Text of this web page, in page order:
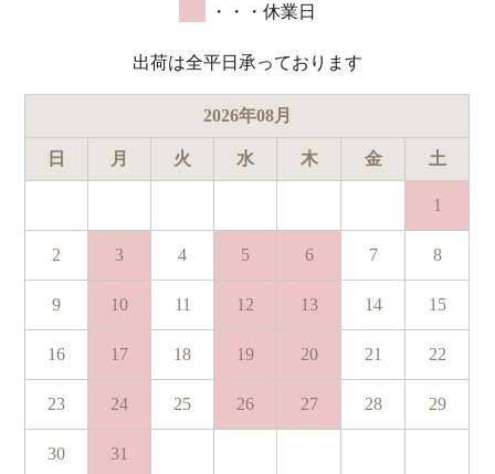
・・・休業日
出荷は全平日承っております
2026年08月
日 月 火 水 木 金 土
1
2 3 4 5 6 7 8
9 10 11 12 13 14 15
16 17 18 19 20 21 22
23 24 25 26 27 28 29
30 31